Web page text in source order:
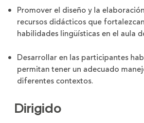
Promover el diseño y la
recursos didácticos que
habilidades lingüísticas en el aula
Desarrollar en las participantes
permitan tener un adecuado
diferentes contextos.
Dirigido